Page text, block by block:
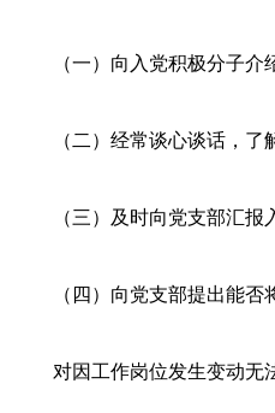
（一）向入党积极分子
（二）经常谈心谈话，
（三）及时向党支部汇
（四）向党支部提出能否
对因工作岗位发生变动无